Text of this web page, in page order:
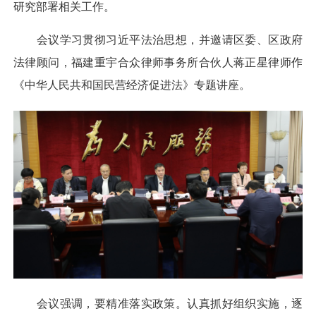
研究部署相关工作。
会议学习贯彻习近平法治思想，并邀请区委、区政府
法律顾问，福建重宇合众律师事务所合伙人蒋正星律师作
《中华人民共和国民营经济促进法》专题讲座。
会议强调，要精准落实政策。认真抓好组织实施，逐